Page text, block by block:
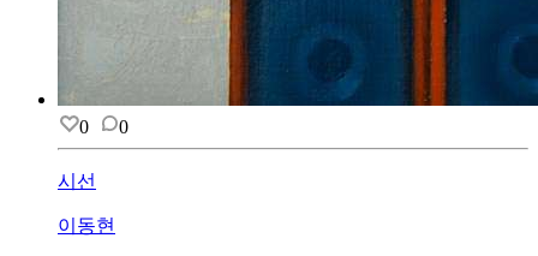
0 0
시선
이동현